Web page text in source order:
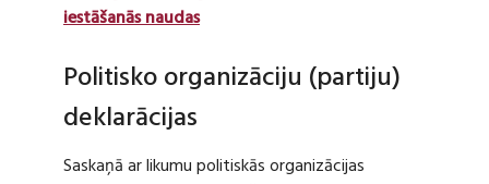
iestāšanās naudas
Politisko organizāciju (partiju)
deklarācijas
Saskaņā ar likumu politiskās organizācijas